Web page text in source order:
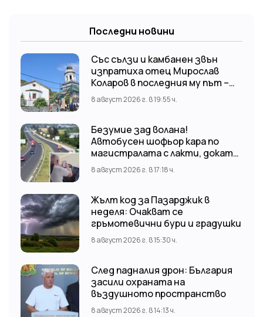
Последни новини
Със сълзи и камбанен звън
изпратиха отец Мирослав
Коларов в последния му път –
Пловдивският митрополит
Николай отслужи опелото
8 август 2026 г. в 19:55 ч.
Безумие зад волана!
Автобусен шофьор кара по
магистралата с лакти, докато
гледа TikTok
8 август 2026 г. в 17:18 ч.
Жълт код за Пазарджик в
неделя: Очакват се
гръмотевични бури и градушки
8 август 2026 г. в 15:30 ч.
След падналия дрон: България
засили охраната на
въздушното пространство
8 август 2026 г. в 14:13 ч.